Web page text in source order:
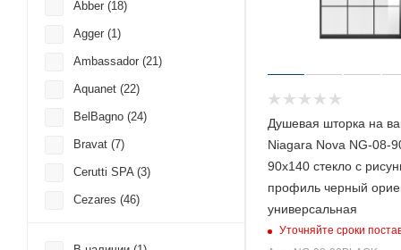
Душевая шторка на
Niagara Nova NG-08-
90х140 стекло с
профиль черный
универсальная
Уточняйте сроки
Abber (18)
Agger (1 )
Ambassador (21 )
Aquanet (22)
BelBagno (24)
Bravat (7)
Cerutti SPA (3)
Cezares (46)